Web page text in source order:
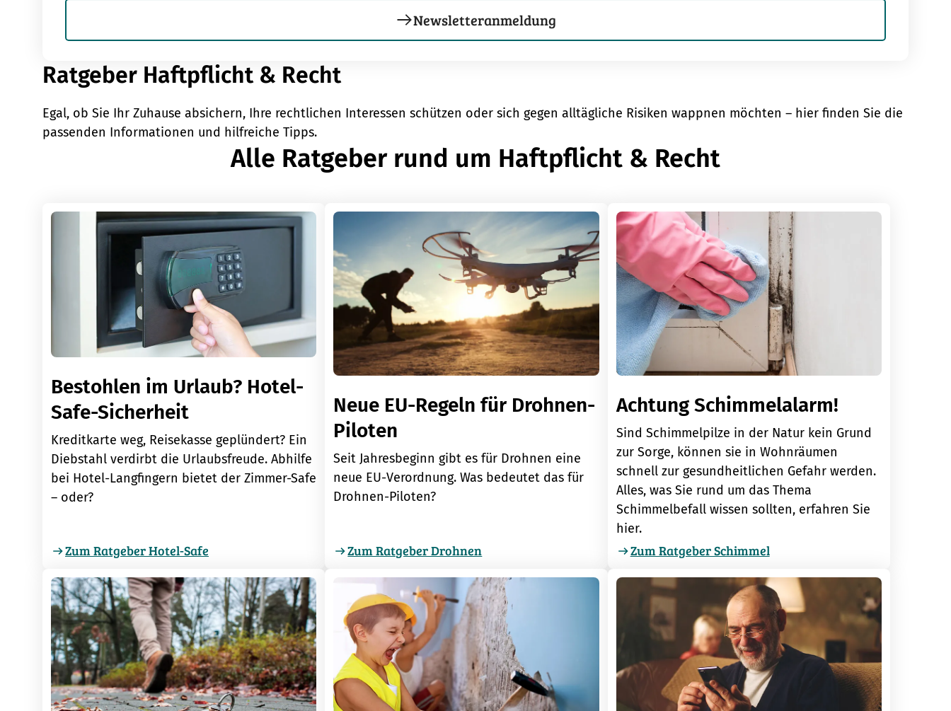
Ratgeber Haftpflicht & Recht
Egal, ob Sie Ihr Zuhause absichern, Ihre rechtlichen Interessen schützen oder sich gegen alltägliche Risiken wappnen möchten – hier finden Sie die
passenden Informationen und hilfreiche Tipps.
Newsletteranmeldung
Alle Ratgeber rund um Haftpflicht & Recht
Bestohlen im Urlaub? Hotel-
Safe-Sicherheit
Kreditkarte weg, Reisekasse geplündert? Ein
Diebstahl verdirbt die Urlaubsfreude. Abhilfe
bei Hotel-Langfingern bietet der Zimmer-Safe
– oder?
Zum Ratgeber Hotel-Safe
Neue EU-Regeln für Drohnen-
Piloten
Seit Jahresbeginn gibt es für Drohnen eine
neue EU-Verordnung. Was bedeutet das für
Drohnen-Piloten?
Zum Ratgeber Drohnen
Achtung Schimmelalarm!
Sind Schimmelpilze in der Natur kein Grund
zur Sorge, können sie in Wohnräumen
schnell zur gesundheitlichen Gefahr werden.
Alles, was Sie rund um das Thema
Schimmelbefall wissen sollten, erfahren Sie
hier.
Zum Ratgeber Schimmel